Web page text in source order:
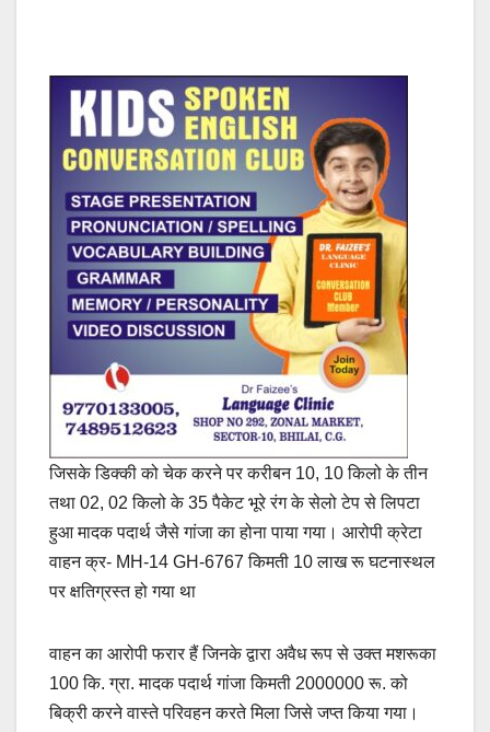
जिसके डिक्की को चेक करने पर करीबन 10, 10 किलो के तीन
तथा 02, 02 किलो के 35 पैकेट भूरे रंग के सेलो टेप से लिपटा
हुआ मादक पदार्थ जैसे गांजा का होना पाया गया। आरोपी क्रेटा
वाहन क्र- MH-14 GH-6767 किमती 10 लाख रू घटनास्थल
पर क्षतिग्रस्त हो गया था
वाहन का आरोपी फरार हैं जिनके द्वारा अवैध रूप से उक्त मशरूका
100 कि. ग्रा. मादक पदार्थ गांजा किमती 2000000 रू. को
बिक्री करने वास्ते परिवहन करते मिला जिसे जप्त किया गया।